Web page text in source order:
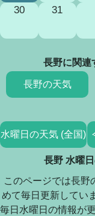
30 31
長野に関連
長野の天気
水曜日の天気 (全国)
長野 水曜
このページでは長野
めて毎日更新してい
毎日水曜日の情報が